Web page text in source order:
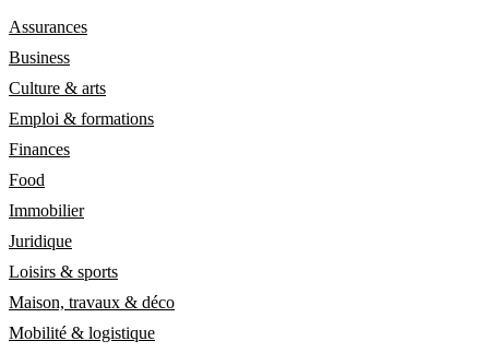
Assurances
Business
Culture & arts
Emploi & formations
Finances
Food
Immobilier
Juridique
Loisirs & sports
Maison, travaux & déco
Mobilité & logistique